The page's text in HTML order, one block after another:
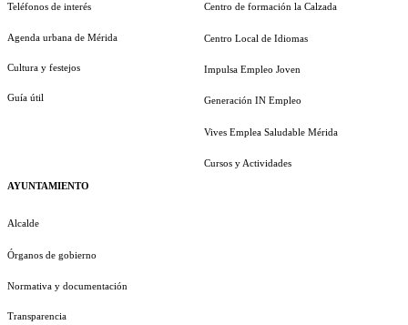
Teléfonos de interés
Agenda urbana de Mérida
Cultura y festejos
Guía útil
AYUNTAMIENTO
Alcalde
Órganos de gobierno
Normativa y documentación
Transparencia
Centro de formación la Calzada
Centro Local de Idiomas
Impulsa Empleo Joven
Generación IN Empleo
Vives Emplea Saludable Mérida
Cursos y Actividades